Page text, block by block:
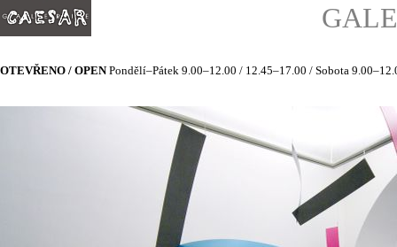
OTEVŘENO / OPEN Pondělí–Pátek 9.00–12.00 /